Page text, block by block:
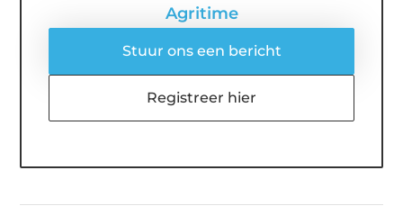
Agritime
Stuur ons een bericht
Registreer hier